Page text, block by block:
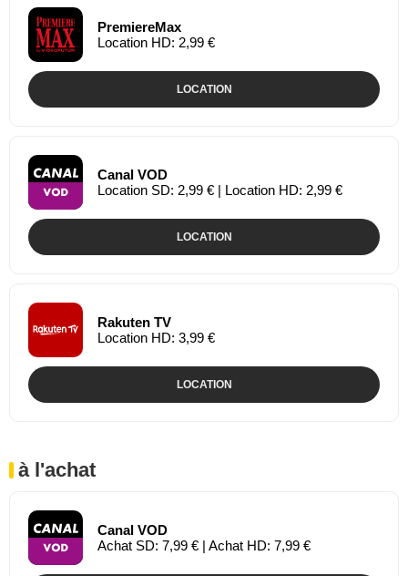
PremiereMax
Location HD: 2,99 €
LOCATION
Canal VOD
Location SD: 2,99 € | Location HD: 2,99 €
LOCATION
Rakuten TV
Location HD: 3,99 €
LOCATION
à l'achat
Canal VOD
Achat SD: 7,99 € | Achat HD: 7,99 €